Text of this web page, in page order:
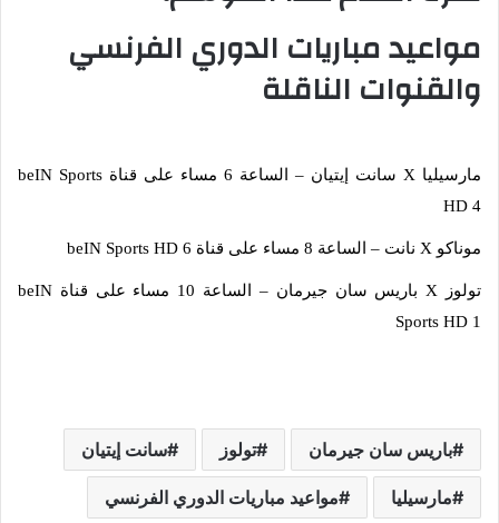
مواعيد مباريات الدوري الفرنسي
والقنوات الناقلة
مارسيليا X سانت إيتيان – الساعة 6 مساء على قناة beIN Sports
HD 4
موناكو X نانت – الساعة 8 مساء على قناة beIN Sports HD 6
تولوز X باريس سان جيرمان – الساعة 10 مساء على قناة beIN
Sports HD 1
باريس سان جيرمان تولوز سانت إيتيان
مارسيليا مواعيد مباريات الدوري الفرنسي